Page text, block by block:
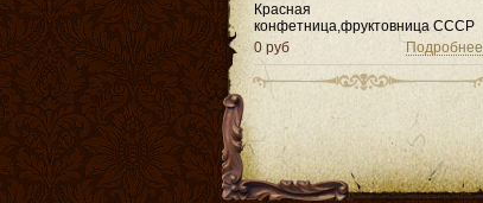
Красная
конфетница,фруктовница СССР
Подробнее
0 руб